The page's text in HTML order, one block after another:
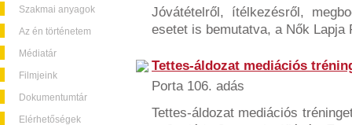
Szakmai anyagok
Az én történetem
Médiatár
Filmjeink
Dokumentumtár
Elérhetőségek
Jóvátételről, ítélkezésről,
esetet is bemutatva, a Nők Lapja
Tettes-áldozat mediációs
Porta 106. adás
Tettes-áldozat mediációs